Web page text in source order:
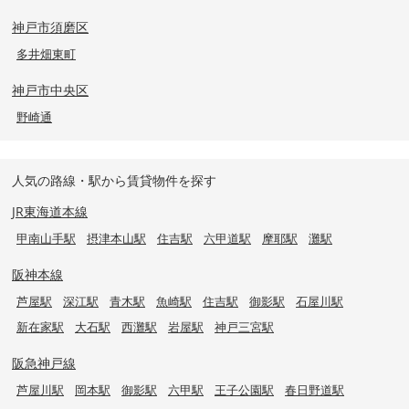
神戸市須磨区
多井畑東町
神戸市中央区
野崎通
人気の路線・駅から賃貸物件を探す
JR東海道本線
甲南山手駅 摂津本山駅 住吉駅 六甲道駅 摩耶駅 灘駅
阪神本線
芦屋駅 深江駅 青木駅 魚崎駅 住吉駅 御影駅
石屋川駅
新在家駅
大石駅 西灘駅 岩屋駅 神戸三宮駅
阪急神戸線
芦屋川駅 岡本駅 御影駅 六甲駅 王子公園駅 春日野道駅